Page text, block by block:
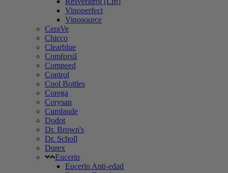
Vinoperfect
Vinosource
CeraVe
Chicco
Clearblue
Comforsil
Compeed
Control
Cool Bottles
Corega
Corysan
Cumlaude
Dodot
Dr. Brown's
Dr. Scholl
Durex
Eucerin
Eucerin Anti-edad